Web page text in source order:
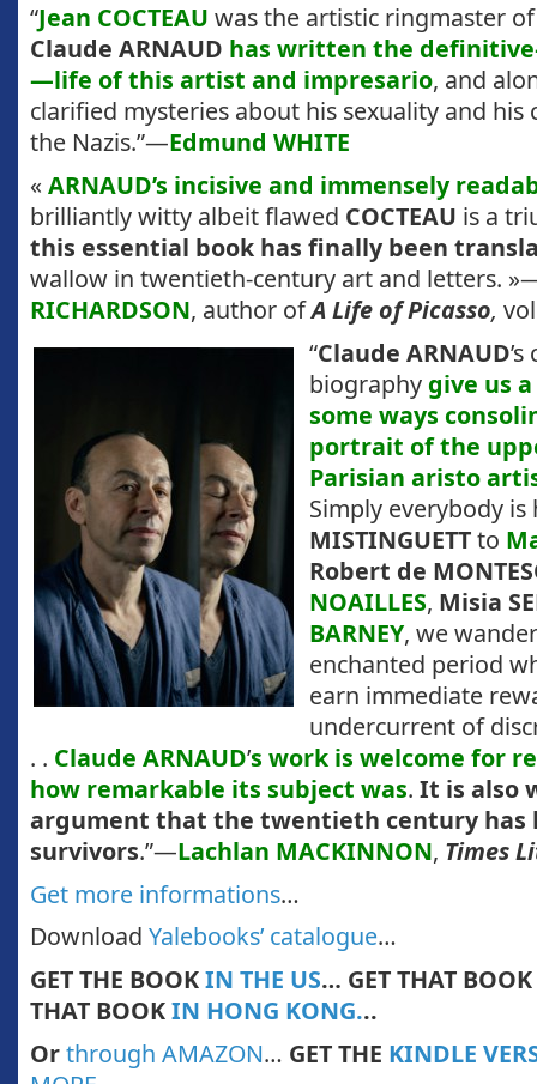
“Jean COCTEAU was the artistic ringmaster
Claude ARNAUD has written the
—life of this artist and impresario, and
clarified mysteries about his sexuality and
the Nazis.”—Edmund WHITE
« ARNAUD’s incisive and immensely
brilliantly witty albeit flawed COCTEAU is a
this essential book has finally been
wallow in twentieth-century art and letters.
RICHARDSON, author ofA Life of Picasso,
“Claude ARNAUD
biographygive us
some ways
portrait of the
Parisian aristo
Simply everybody
MISTINGUETTto
Robert de
NOAILLES, Misia
BARNEY, we
enchanted period
earn immediate
undercurrent of
. . Claude ARNAUD’s work is welcome for
how remarkable its subject was. It is also
argument that the twentieth century
survivors.”—Lachlan MACKINNON, Times
Get more informations…
Download Yalebooks’ catalogue…
GET THE BOOKIN THE US… GET THAT BOOK
THAT BOOKIN HONG KONG...
Orthrough AMAZON… GET THE KINDLE